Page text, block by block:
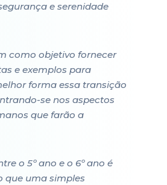
e serenidade
como objetivo fornecer
e exemplos para
forma essa transição
se nos aspectos
que farão a
o 5º ano e o 6º ano é
que uma simples